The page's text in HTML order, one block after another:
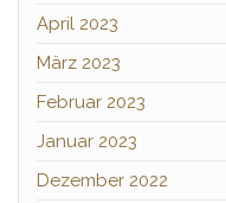
April 2023
März 2023
Februar 2023
Januar 2023
Dezember 2022